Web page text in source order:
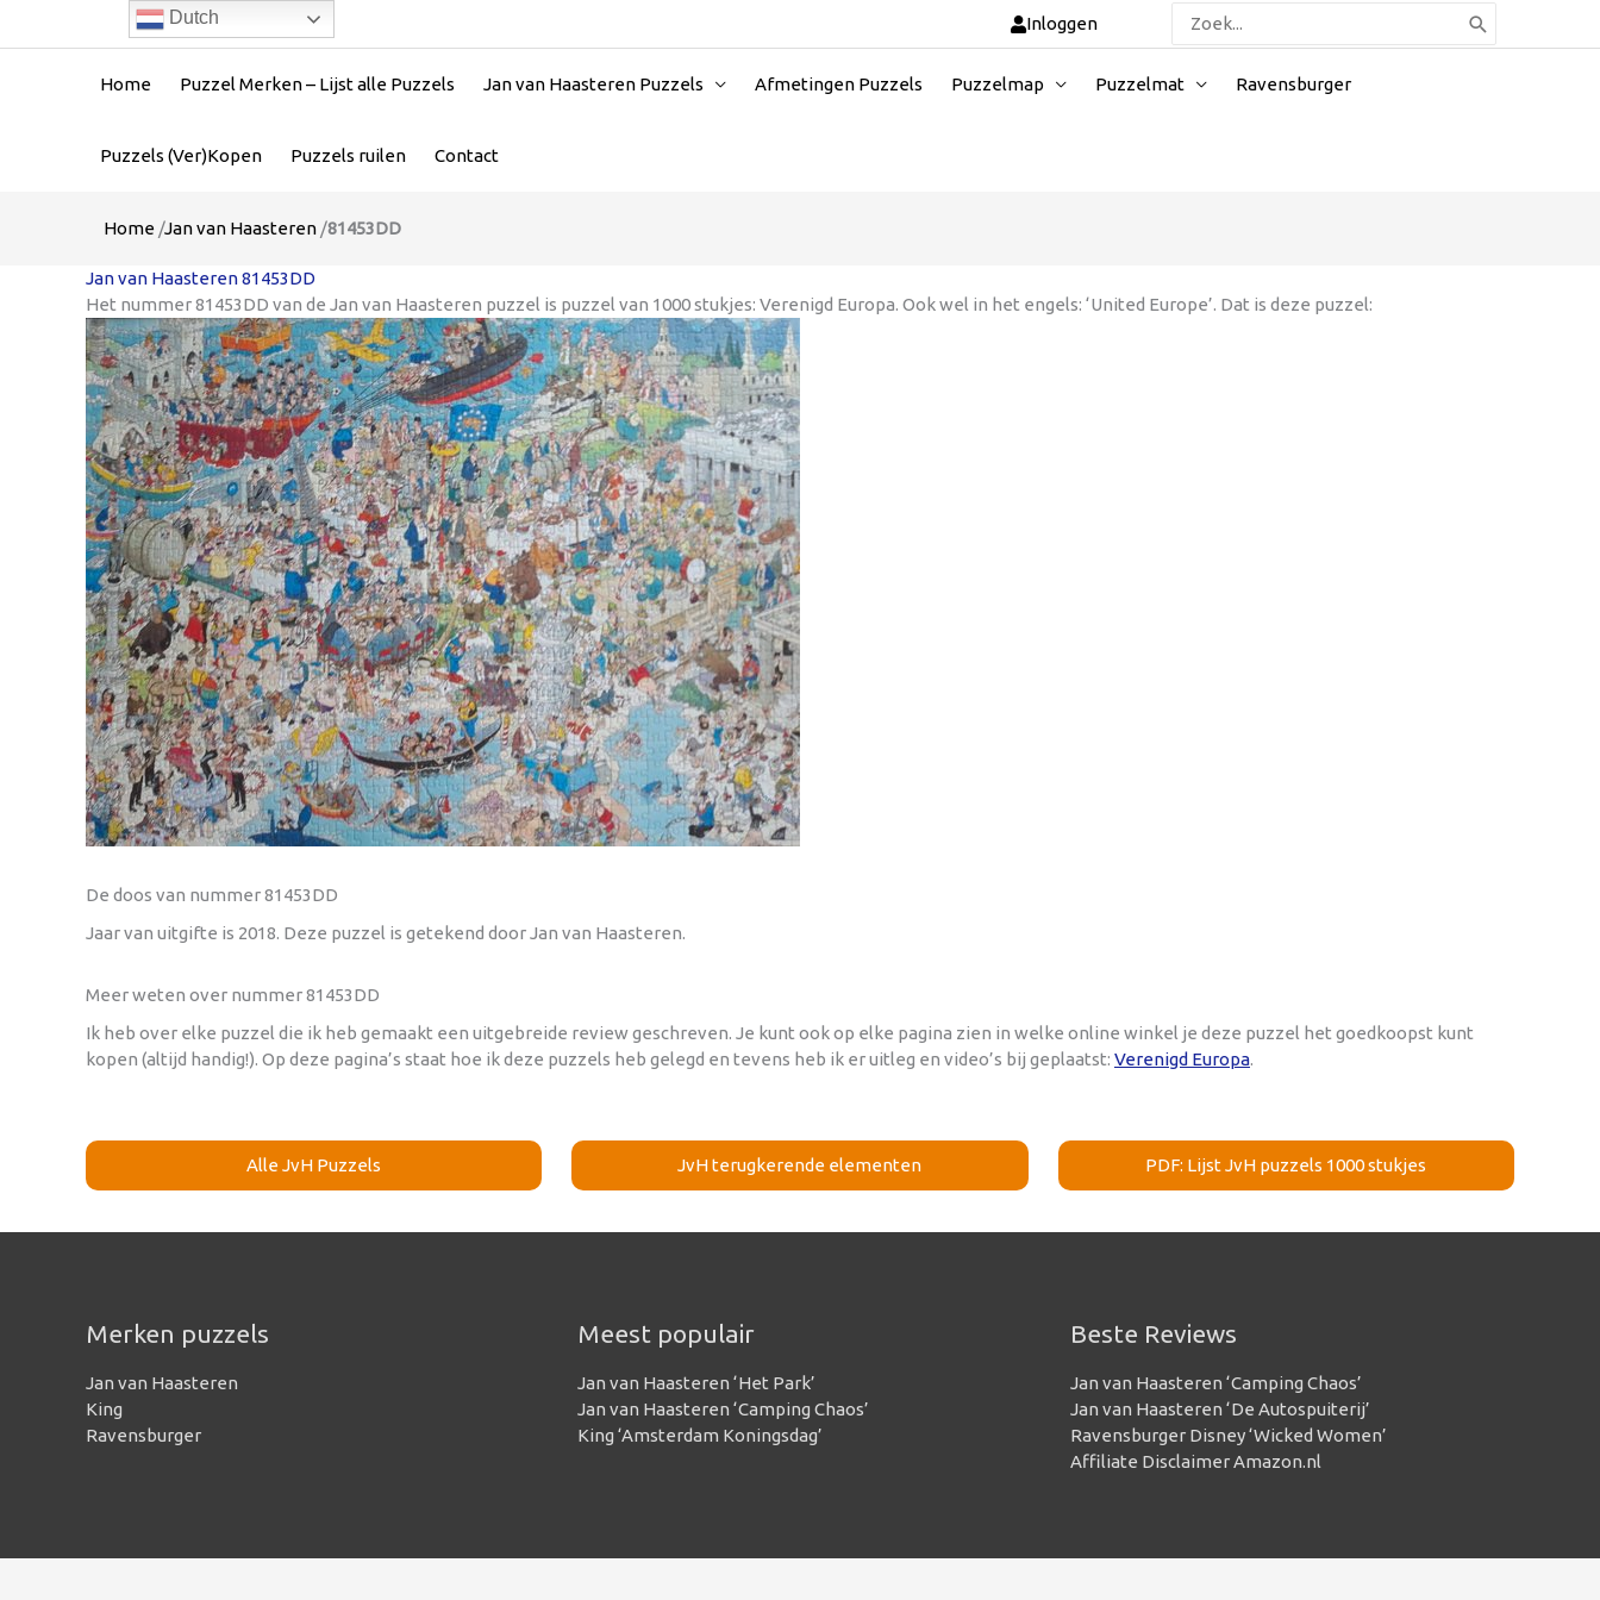
Inloggen
Zoeken
naar:
Home Puzzel Merken – Lijst alle Puzzels Jan van Haasteren Puzzels Afmetingen Puzzels Puzzelmap Puzzelmat Ravensburger
Puzzels (Ver)Kopen Puzzels ruilen Contact
Home /Jan van Haasteren /81453DD
Jan van Haasteren 81453DD
Het nummer 81453DD van de Jan van Haasteren puzzel is puzzel van 1000 stukjes: Verenigd Europa. Ook wel in het engels: ‘United Europe’. Dat is deze puzzel:
De doos van nummer 81453DD
Jaar van uitgifte is 2018. Deze puzzel is getekend door Jan van Haasteren.
Meer weten over nummer 81453DD
Ik heb over elke puzzel die ik heb gemaakt een uitgebreide review geschreven. Je kunt ook op elke pagina zien in welke online winkel je deze puzzel het goedkoopst kunt
kopen (altijd handig!). Op deze pagina’s staat hoe ik deze puzzels heb gelegd en tevens heb ik er uitleg en video’s bij geplaatst: Verenigd Europa.
Alle JvH Puzzels JvH terugkerende elementen PDF: Lijst JvH puzzels 1000 stukjes
Merken puzzels
Jan van Haasteren
King
Ravensburger
Meest populair
Jan van Haasteren ‘Het Park’
Jan van Haasteren ‘Camping Chaos’
King ‘Amsterdam Koningsdag’
Beste Reviews
Jan van Haasteren ‘Camping Chaos’
Jan van Haasteren ‘De Autospuiterij’
Ravensburger Disney ‘Wicked Women’
Affiliate Disclaimer Amazon.nl
Dutch